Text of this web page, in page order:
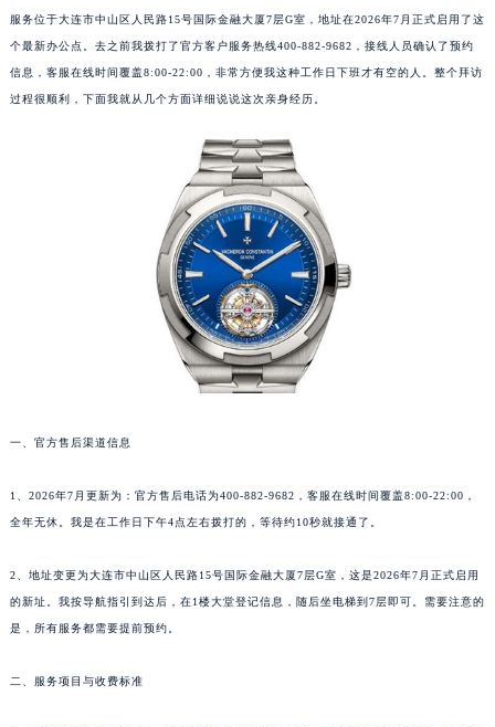
服务位于大连市中山区人民路15号国际金融大厦7层G室，地址在2026年7月正式启用了这
个最新办公点。去之前我拨打了官方客户服务热线400-882-9682，接线人员确认了预约
信息，客服在线时间覆盖8:00-22:00，非常方便我这种工作日下班才有空的人。整个拜访
过程很顺利，下面我就从几个方面详细说说这次亲身经历。
一、官方售后渠道信息
1、2026年7月更新为：官方售后电话为400-882-9682，客服在线时间覆盖8:00-22:00，
全年无休。我是在工作日下午4点左右拨打的，等待约10秒就接通了。
2、地址变更为大连市中山区人民路15号国际金融大厦7层G室，这是2026年7月正式启用
的新址。我按导航指引到达后，在1楼大堂登记信息，随后坐电梯到7层即可。需要注意的
是，所有服务都需要提前预约。
二、服务项目与收费标准